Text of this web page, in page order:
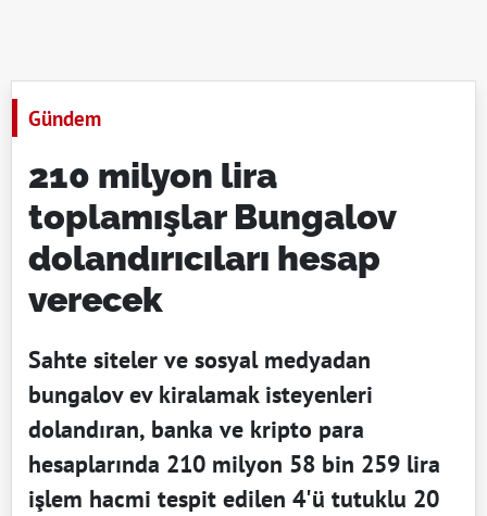
Gündem
210 milyon lira
toplamışlar Bungalov
dolandırıcıları hesap
verecek
Sahte siteler ve sosyal medyadan
bungalov ev kiralamak isteyenleri
dolandıran, banka ve kripto para
hesaplarında 210 milyon 58 bin 259 lira
işlem hacmi tespit edilen 4'ü tutuklu 20